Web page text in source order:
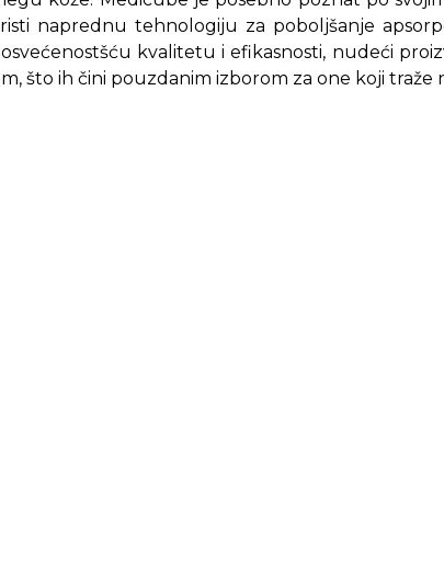
naprednu tehnologiju za poboljšanje
kvalitetu i efikasnosti, nudeći
što ih čini pouzdanim izborom za one koji traže